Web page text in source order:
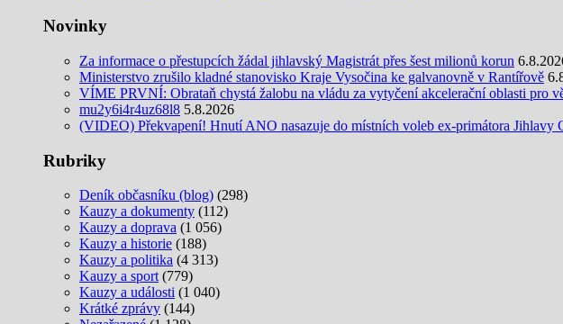
Novinky
Za informace o přestupcích žádal jihlavský Magistrát přes šest milionů korun
Ministerstvo zrušilo kladné stanovisko Kraje Vysočina ke galvanovně v Rantířově
VÍME PRVNÍ: Obrataň chystá žalobu na vládu za vytyčení akcelerační oblasti pro
mu2y6i4r4uz68l8 5.8.2026
(VIDEO) Překvapení! Hnutí ANO nasazuje do místních voleb ex-primátora Jihlavy
Rubriky
Deník občasníku (blog) (298)
Kauzy a dokumenty (112)
Kauzy a doprava (1 056)
Kauzy a historie (188)
Kauzy a politika (4 313)
Kauzy a sport (779)
Kauzy a události (1 040)
Krátké zprávy (144)